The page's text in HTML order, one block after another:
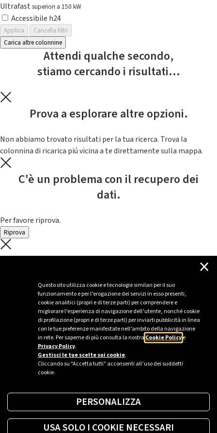
Questo sito utilizza cookie e tecnologie similari per il suo
funzionamento e per l’erogazione dei servizi in esso presenti,
cookie analitici (propri e di terze parti) per comprendere e
migliorare l’esperienza di navigazione dell’utente, nonché cookie
di profilazione (propri e di terze parti) per inviarti pubblicità in linea
con le tue preferenze manifestate nell’ambito della navigazione
in rete. Per saperne di più consulta la nostra Cookie Policye
Privacy Policy.
Gestisci le tue scelte sui cookie.
Cliccando su "Accetta tutti" acconsenti all’uso dei suddetti
cookie.
×
PERSONALIZZA
USA SOLO I COOKIE NECESSARI
Ultrafast superiori a 150 kW
Accessibile h24
Applica
Cancella filtri
Carica altre colonnine
Attendi qualche secondo,
stiamo cercando i risultati...
Prova a esplorare altre opzioni.
Non abbiamo trovato risultati per la tua ricerca. Trova la
colonnina di ricarica piú vicina a te direttamente sulla mappa.
C'è un problema con il recupero dei
dati.
Per favore riprova.
Riprova
C'è un problema con il recupero dei
Per favore riprova piú tardi
Sei un’azienda o una PA?
Trova la soluzione più giusta per te.
Richiedi una colonnina